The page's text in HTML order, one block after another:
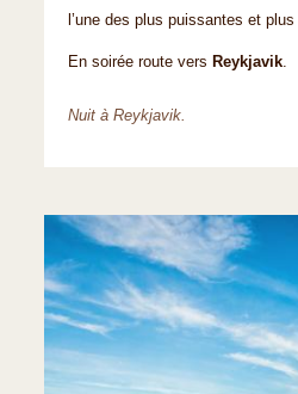
l’une des plus puissantes et
En soirée route vers Reykjavik.
Nuit à Reykjavik.